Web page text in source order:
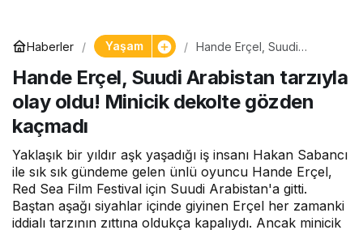
Haberler Yaşam
Hande Erçel, Suudi
Minicik dekolte gözden
kaçmadı
Hande Erçel, Suudi Arabistan tarzıyla
olay oldu! Minicik dekolte gözden
kaçmadı
Yaklaşık bir yıldır aşk yaşadığı iş insanı Hakan Sabancı
ile sık sık gündeme gelen ünlü oyuncu Hande Erçel,
Red Sea Film Festival için Suudi Arabistan'a gitti.
Baştan aşağı siyahlar içinde giyinen Erçel her zamanki
iddialı tarzının zıttına oldukça kapalıydı. Ancak minicik